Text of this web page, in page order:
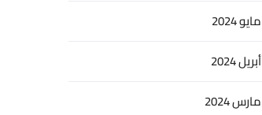
مايو 2024
أبريل 2024
مارس 2024